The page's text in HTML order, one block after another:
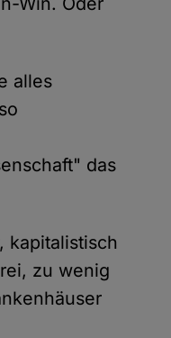
alles
das
kapitalistisch
zu wenig